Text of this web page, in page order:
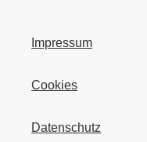
Impressum
Cookies
Datenschutz